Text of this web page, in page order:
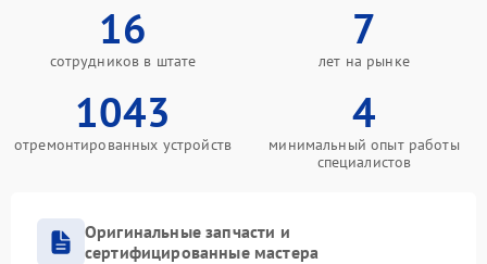
16
сотрудников в штате
7
лет на рынке
1043
отремонтированных устройств
4
минимальный опыт работы
специалистов
Оригинальные запчасти и
сертифицированные мастера